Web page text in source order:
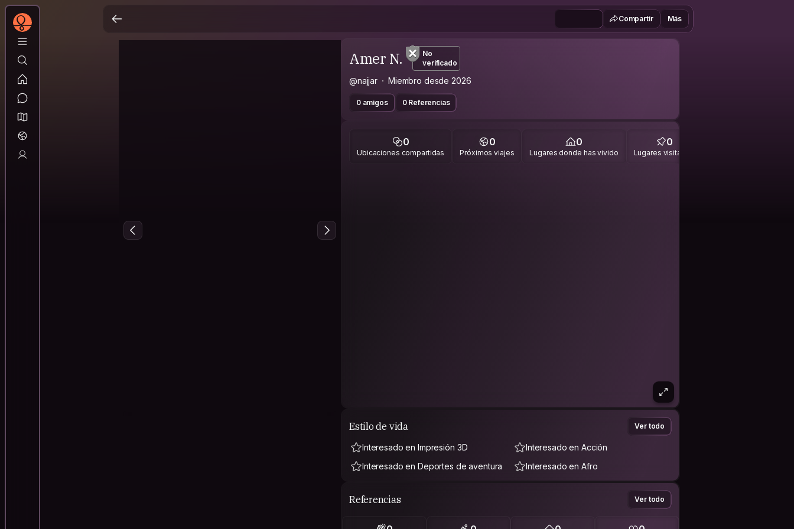
Compartir Más
Amer N.
No
verificado
@najjar Miembro desde 2026
0 amigos 0 Referencias
0
Ubicaciones compartidas
0
Próximos viajes
0
Lugares donde has vivido
0
Lugares visitados
Estilo de vida Ver todo
Interesado en Impresión 3D
Interesado en Acción
Interesado en Deportes de aventura
Interesado en Afro
Referencias Ver todo